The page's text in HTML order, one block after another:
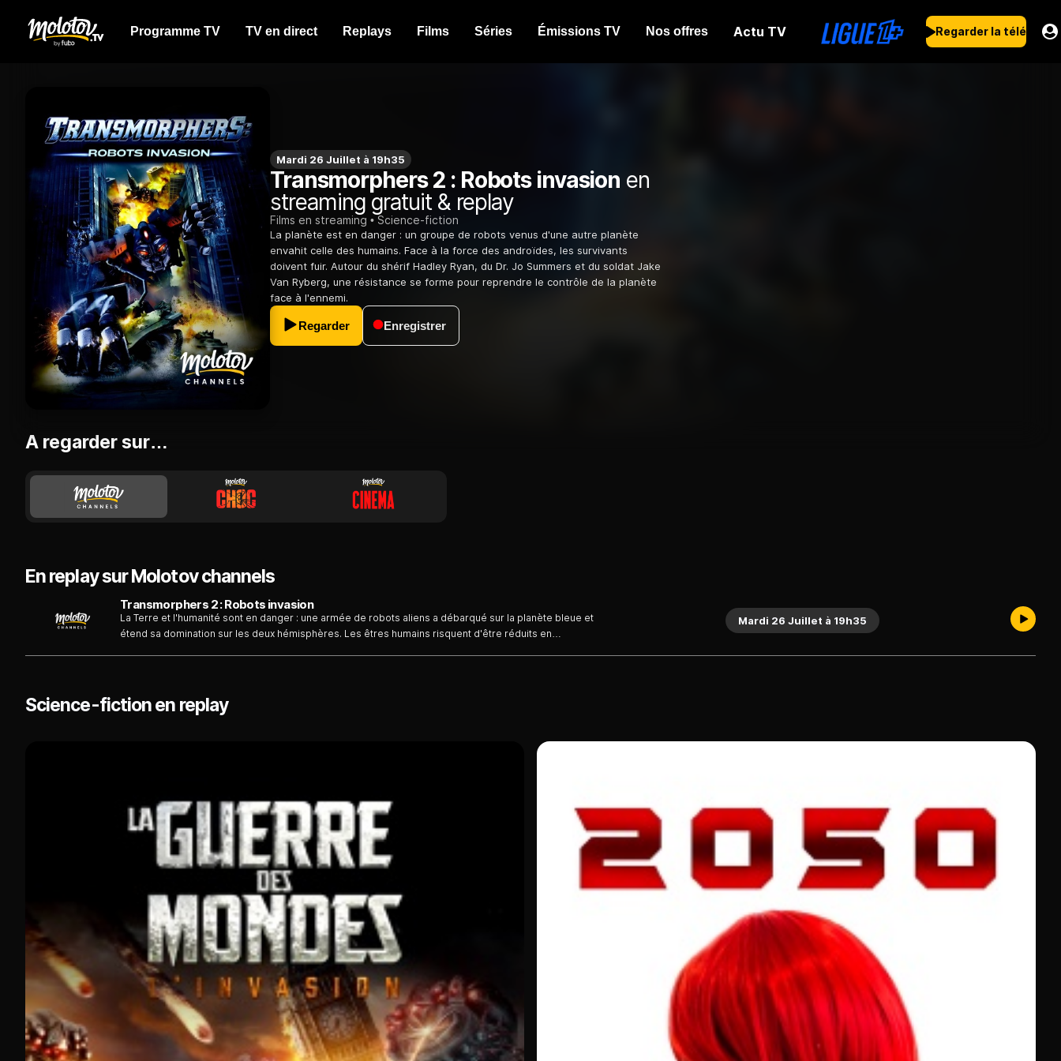
Programme TV TV en direct Replays Films Séries Émissions TV Nos offres Actu TV Regarder la télé
Mardi 26 Juillet à 19h35
Transmorphers 2 : Robots invasion en
streaming gratuit & replay
Films en streaming Science-fiction
La planète est en danger : un groupe de robots venus d'une autre planète
envahit celle des humains. Face à la force des androïdes, les survivants
doivent fuir. Autour du shérif Hadley Ryan, du Dr. Jo Summers et du soldat Jake
Van Ryberg, une résistance se forme pour reprendre le contrôle de la planète
face à l'ennemi.
Regarder Enregistrer
A regarder sur…
En replay sur Molotov channels
Transmorphers 2 : Robots invasion
La Terre et l'humanité sont en danger : une armée de robots aliens a débarqué sur la planète bleue et
étend sa domination sur les deux hémisphères. Les êtres humains risquent d'être réduits en
Mardi 26 Juillet à 19h35
Science-fiction en replay